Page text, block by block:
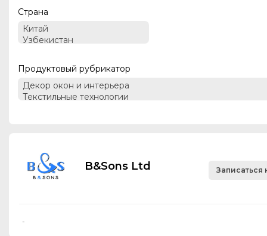
Страна
Продуктовый рубрикатор
B&Sons Ltd Записаться
-